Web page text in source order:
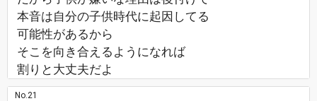
本音は自分の子供時代に起因してる
可能性があるから
そこを向き合えるようになれば
割りと大丈夫だよ
No.21